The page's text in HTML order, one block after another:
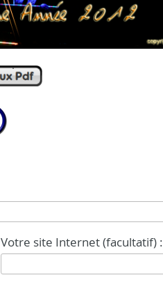
Votre site Internet (facultatif) :